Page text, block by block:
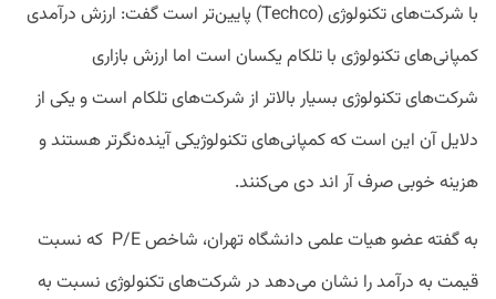
با شرکت‌های تکنولوژی (Techco) پایین‌تر است گفت: ارزش درآمدی
کمپانی‌های تکنولوژی با تلکام یکسان است اما ارزش بازاری
شرکت‌های تکنولوژی بسیار بالاتر از شرکت‌های تلکام است و یکی از
دلایل آن این است که کمپانی‌های تکنولوژیکی آینده‌نگرتر هستند و
هزینه خوبی صرف آر اند دی می‌کنند.
به گفته عضو هیات علمی دانشگاه تهران، شاخص P/E که نسبت
قیمت به درآمد را نشان می‌دهد در شرکت‌های تکنولوژی نسبت به